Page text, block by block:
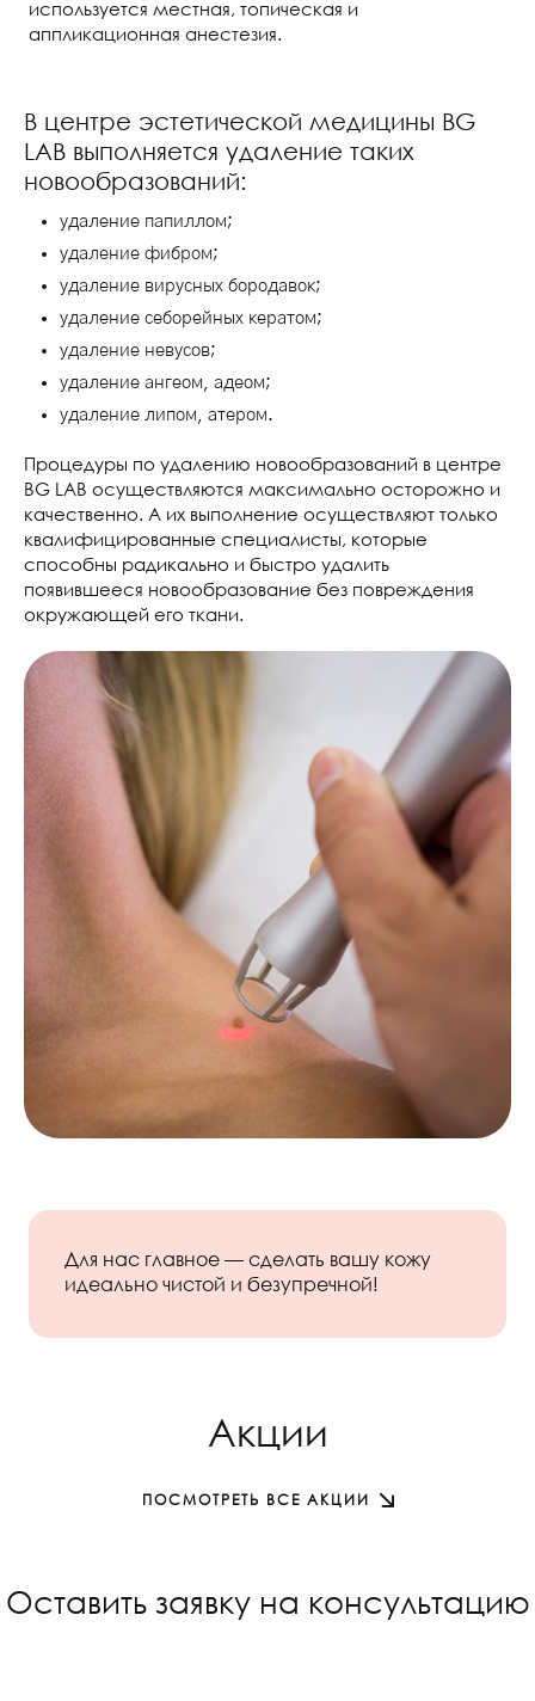
используется местная, топическая и
аппликационная анестезия.
В центре эстетической медицины BG
LAB выполняется удаление таких
новообразований:
удаление папиллом;
удаление фибром;
удаление вирусных бородавок;
удаление себорейных кератом;
удаление невусов;
удаление ангеом, адеом;
удаление липом, атером.
Процедуры по удалению новообразований в центре
BG LAB осуществляются максимально осторожно и
качественно. А их выполнение осуществляют только
квалифицированные специалисты, которые
способны радикально и быстро удалить
появившееся новообразование без повреждения
окружающей его ткани.
Для нас главное — сделать вашу кожу
идеально чистой и безупречной!
Акции
ПОСМОТРЕТЬ ВСЕ АКЦИИ
Оставить заявку на консультацию